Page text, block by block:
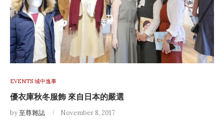
EVENTS 城中逸事
優衣庫秋冬服飾 來自日本的嚴選
by至尊雜誌 November 8, 2017